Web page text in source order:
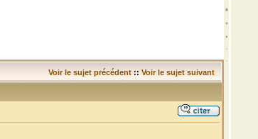
Voir le sujet précédent :: Voir le sujet suivant